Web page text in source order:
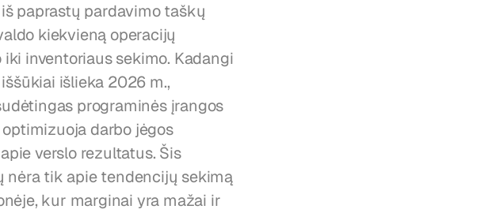
paprastų pardavimo taškų
kiekvieną operacijų
inventoriaus sekimo. Kadangi
išlieka 2026 m.,
programinės įrangos
darbo jėgos
verslo rezultatus. Šis
tik apie tendencijų sekimą
kur marginai yra mažai ir